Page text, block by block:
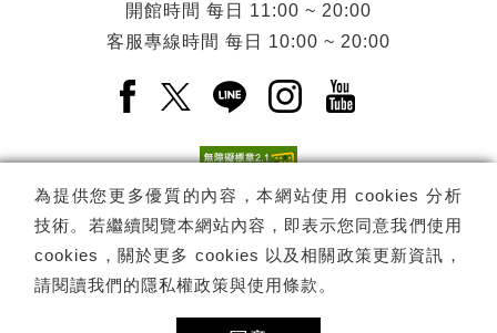
為提供您更多優質的內容，本網站使用 cookies 分析
技術。若繼續閱覽本網站內容，即表示您同意我們使用
cookies，關於更多 cookies 以及相關政策更新資訊，
請閱讀我們的隱私權政策與使用條款 。
開館時間 每日
11:00 ~ 20:00
客服專線時間 每日 10:00 ~ 20:00
Facebook(另開新視窗)
X(另開新視窗)
LINE(另開新視窗)
Instagram(另開新視
YouTube(另開
電子報訂閱 訂閱
Copyright © 國家表演藝術中心 -衛武營國家藝術文化中心